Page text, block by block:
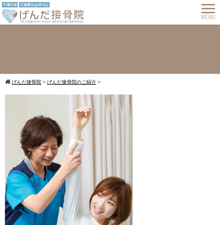
げんだ接骨院 > げんだ接骨院のご紹介 >